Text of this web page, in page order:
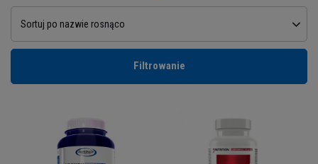
Sortuj po nazwie rosnąco
Filtrowanie